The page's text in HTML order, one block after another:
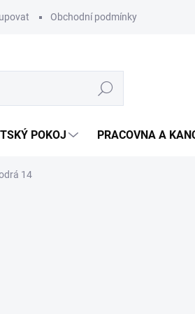
Obchodní podmínky
Hledat
POKOJ PRACOVNA A
14